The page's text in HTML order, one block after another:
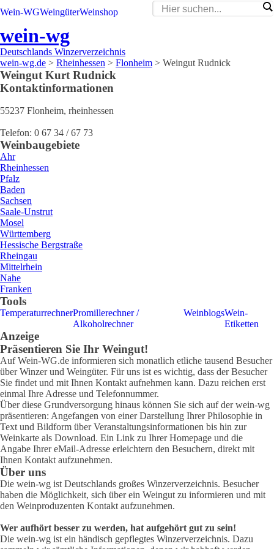
Wein-WGWeingüterWeinshop
wein-wg
Deutschlands Winzerverzeichnis
wein-wg.de > Rheinhessen > Flonheim > Weingut Rudnick
Weingut Kurt Rudnick
Kontaktinformationen
55237 Flonheim, rheinhessen
Telefon: 0 67 34 / 67 73
Weinbaugebiete
Ahr
Rheinhessen
Pfalz
Baden
Sachsen
Saale-Unstrut
Mosel
Württemberg
Hessische Bergstraße
Rheingau
Mittelrhein
Nahe
Franken
Tools
TemperaturrechnerPromillerechner /
Alkoholrechner
WeinblogsWein-
Etiketten
Anzeige
Präsentieren Sie Ihr Weingut!
Auf Wein-WG.de informieren sich monatlich etliche tausend Besucher
über Winzer und Weingüter. Für uns ist es wichtig, dass der Besucher
Sie findet und mit Ihnen Kontakt aufnehmen kann. Dazu reichen erst
einmal Ihre Adresse und Telefonnummer.
Über diese Grundversorgung hinaus können Sie sich auf der wein-wg
präsentieren: Angefangen von einer Darstellung Ihrer Philosophie in
Text und Bildform über Veranstaltungsinformationen bis hin zur
Weinkarte als Download. Ein Link zu Ihrer Homepage und die
Angabe Ihrer eMail-Adresse erleichtern den Besuchern, direkt mit
Ihnen Kontakt aufzunehmen.
Über uns
Die wein-wg ist Deutschlands großes Winzerverzeichnis. Besucher
haben die Möglichkeit, sich über ein Weingut zu informieren und mit
den Weinproduzenten Kontakt aufzunehmen.
Wer aufhört besser zu werden, hat aufgehört gut zu sein!
Die wein-wg ist ein händisch gepflegtes Winzerverzeichnis. Dazu